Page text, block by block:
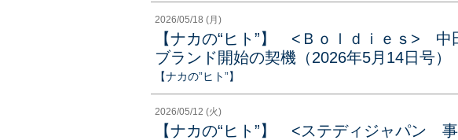
2026/05/18 (月)
【ナカの“ヒト”】 <Ｂｏｌｄｉｅｓ> 中
ブランド開始の契機（2026年5月14日号）
【ナカの”ヒト”】
2026/05/12 (火)
【ナカの“ヒト”】 <ステディジャパン